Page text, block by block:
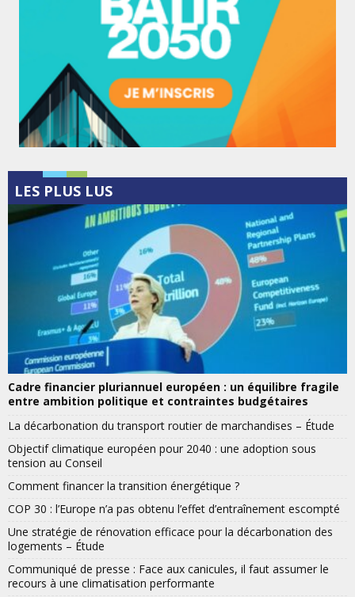
LES PLUS LUS
Cadre financier pluriannuel européen : un équilibre fragile
entre ambition politique et contraintes budgétaires
La décarbonation du transport routier de marchandises – Étude
Objectif climatique européen pour 2040 : une adoption sous
tension au Conseil
Comment financer la transition énergétique ?
COP 30 : l’Europe n’a pas obtenu l’effet d’entraînement escompté
Une stratégie de rénovation efficace pour la décarbonation des
logements – Étude
Communiqué de presse : Face aux canicules, il faut assumer le
recours à une climatisation performante